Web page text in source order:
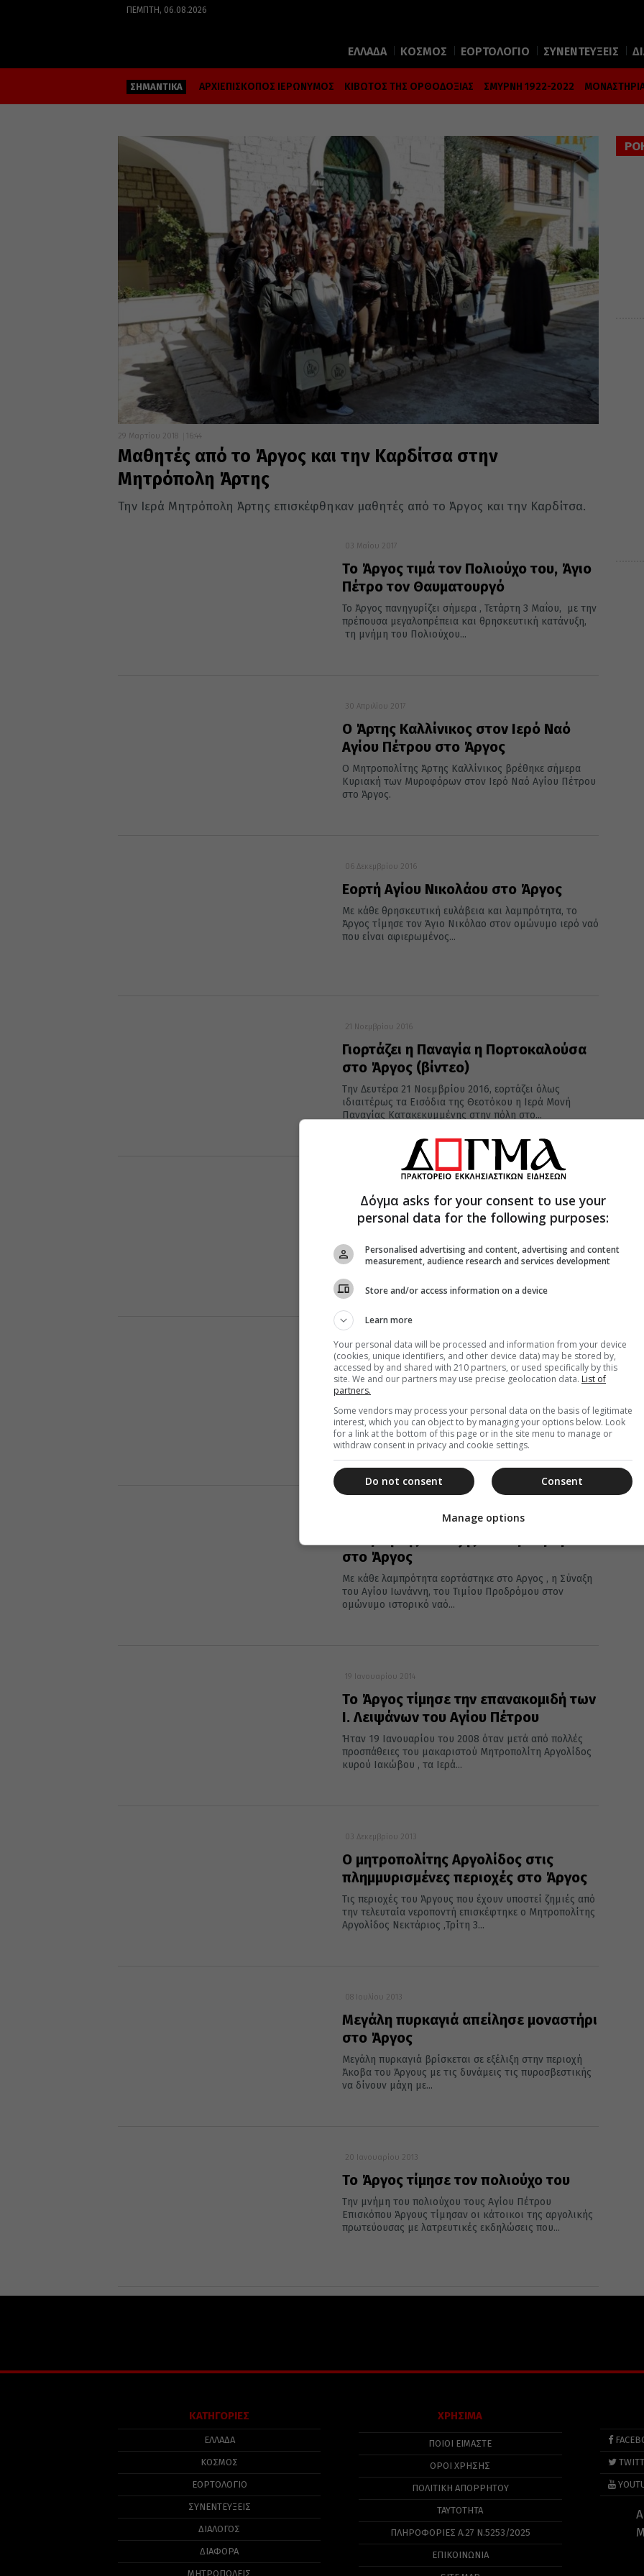
ΠΈΜΠΤΗ, 06.08.2026
ΕΛΛΑΔΑ ΚΟΣΜΟΣ ΕΟΡΤΟΛΟΓΙΟ ΣΥΝΕΝΤΕΥΞΕΙΣ
ΣΗΜΑΝΤΙΚΑ ΑΡΧΙΕΠΙΣΚΟΠΟΣ ΙΕΡΩΝΥΜΟΣ ΚΙΒΩΤΟΣ ΤΗΣ ΟΡΘΟΔΟΞΙΑΣ ΣΜΥΡΝΗ 1922-2022
29 Μαρτίου 2018 16:44
Μαθητές από το Άργος και την Καρδίτσα στην
Μητρόπολη Άρτης
Την Ιερά Μητρόπολη Άρτης επισκέφθηκαν μαθητές από το Άργος και την Καρδίτσα.
03 Μαΐου 2017
Το Άργος τιμά τον Πολιούχο του, Άγιο
Πέτρο τον Θαυματουργό
Το Άργος πανηγυρίζει σήμερα , Τετάρτη 3 Μαΐου, με την
πρέπουσα μεγαλοπρέπεια και θρησκευτική κατάνυξη,
τη μνήμη του Πολιούχου...
30 Απριλίου 2017
O Άρτης Καλλίνικος στον Ιερό Ναό
Αγίου Πέτρου στο Άργος
Ο Μητροπολίτης Άρτης Καλλίνικος βρέθηκε σήμερα
Κυριακή των Μυροφόρων στον Ιερό Ναό Αγίου Πέτρου
στο Άργος.
06 Δεκεμβρίου 2016
Εορτή Αγίου Νικολάου στο Άργος
Με κάθε θρησκευτική ευλάβεια και λαμπρότητα, το
Άργος τίμησε τον Άγιο Νικόλαο στον ομώνυμο ιερό ναό
που είναι αφιερωμένος...
21 Νοεμβρίου 2016
Γιορτάζει η Παναγία η Πορτοκαλούσα
στο Άργος (βίντεο)
Tην Δευτέρα 21 Νοεμβρίου 2016, εορτάζει όλως
ιδιαιτέρως τα Εισόδια της Θεοτόκου η Ιερά Μονή
Παναγίας Κατακεκυμμένης στην πόλη στο...
Με δάκρυα στα μάτια αποχαιρέτησε
το Αργος ο Αρτης Καλλίνικος (βίντεο)
Την Κυριακή 30 Οκτωβρίου 2016 τελέσθηκε στον
καθεδρικό ναό του Αγίου Πέτρου επισκόπου Άργους
06 Μαΐου 2016
Εορτή της Ζωοδόχου Πηγής στην
Παναγία Βαρσέκα Ινάχου στο Άργος
(βίντεο)
Με κάθε λαμπρότητα εορτάστηκε στο Ιστορικό
εκκλησάκι της Παναγίας της Βαρσέκας ή Βρασέκας η
εορτή της Ζωοδόχου Πηγής την...
στο Άργος
Με κάθε λαμπρότητα εορτάστηκε στο Αργος , η Σύναξη
του Αγίου Ιωνάννη, του Τιμίου Προδρόμου στον
ομώνυμο ιστορικό ναό...
19 Ιανουαρίου 2014
Το Άργος τίμησε την επανακομιδή των
Ι. Λειψάνων του Αγίου Πέτρου
Ήταν 19 Ιανουαρίου του 2008 όταν μετά από πολλές
προσπάθειες του μακαριστού Μητροπολίτη Αργολίδος
κυρού Ιακώβου , τα Ιερά...
03 Δεκεμβρίου 2013
Ο μητροπολίτης Αργολίδος στις
πλημμυρισμένες περιοχές στο Άργος
Τις περιοχές του Άργους που έχουν υποστεί ζημιές από
την τελευταία νεροποντή επισκέφτηκε ο Μητροπολίτης
Αργολίδος Νεκτάριος ,Τρίτη 3...
08 Ιουλίου 2013
Μεγάλη πυρκαγιά απείλησε μοναστήρι
στο Άργος
Μεγάλη πυρκαγιά βρίσκεται σε εξέλιξη στην περιοχή
Άκοβα του Άργους με τις δυνάμεις τις πυροσβεστικής
να δίνουν μάχη με...
20 Ιανουαρίου 2013
Το Άργος τίμησε τον πολιούχο του
Την μνήμη του πολιούχου τους Αγίου Πέτρου
Επισκόπου Άργους τίμησαν οι κάτοικοι της αργολικής
πρωτεύουσας με λατρευτικές εκδηλώσεις που...
ΚΑΤΗΓΟΡΙΕΣ
ΕΛΛΑΔΑ
ΚΟΣΜΟΣ
ΕΟΡΤΟΛΟΓΙΟ
ΣΥΝΕΝΤΕΥΞΕΙΣ
ΔΙΑΛΟΓΟΣ
ΔΙΑΦΟΡΑ
ΜΗΤΡΟΠΟΛΕΙΣ
ΧΡΗΣΙΜΑ
ΠΟΙΟΙ ΕΙΜΑΣΤΕ
ΟΡΟΙ ΧΡΗΣΗΣ
ΠΟΛΙΤΙΚΉ ΑΠΟΡΡΉΤΟΥ
ΤΑΥΤΟΤΗΤΑ
ΠΛΗΡΟΦΟΡΊΕΣ Α.27 Ν.5253/2025
ΕΠΙΚΟΙΝΩΝΙΑ
Δόγμα asks for your consent to use your
personal data for the following purposes:
Personalised advertising and content, advertising and content
measurement, audience research and services development
Store and/or access information on a device
Learn more
Your personal data will be processed and information from your device
(cookies, unique identifiers, and other device data) may be stored by,
accessed by and shared with 210 partners, or used specifically by this
site. We and our partners may use precise geolocation data. List of
partners.
Some vendors may process your personal data on the basis of legitimate
interest, which you can object to by managing your options below. Look
for a link at the bottom of this page or in the site menu to manage or
withdraw consent in privacy and cookie settings.
Consent
Do not consent
Manage options